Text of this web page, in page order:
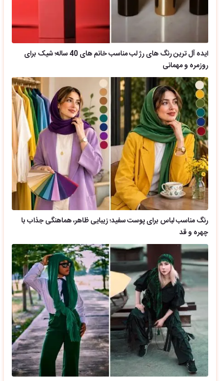
ایده آل ترین رنگ های رژ لب مناسب خانم های 40 ساله؛ شیک برای
روزمره و مهمانی
رنگ مناسب لباس برای پوست سفید؛ زیبایی ظاهر، هماهنگی جذاب با
چهره و قد